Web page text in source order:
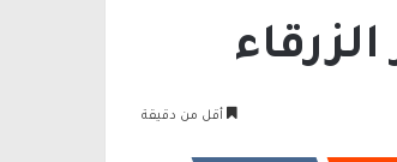
أقل من دقيقة